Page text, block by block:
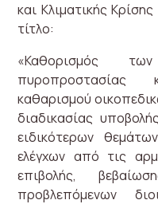
και Κλιματικής
τίτλο:
«Καθορισμός
καθαρισμού
διαδικασίας
ειδικότερων
ελέγχων από τις
επιβολής,
προβλεπόμενων